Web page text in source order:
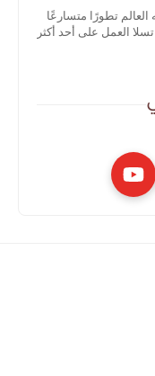
تطورًا متسارعًا
العمل على أحد أكثر